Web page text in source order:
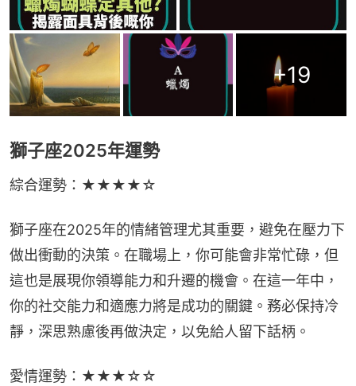
+19
獅子座2025年運勢
綜合運勢：★★★★☆
獅子座在2025年的情緒管理尤其重要，避免在壓力下
做出衝動的決策。在職場上，你可能會非常忙碌，但
這也是展現你領導能力和升遷的機會。在這一年中，
你的社交能力和適應力將是成功的關鍵。務必保持冷
靜，深思熟慮後再做決定，以免給人留下話柄。
愛情運勢：★★★☆☆